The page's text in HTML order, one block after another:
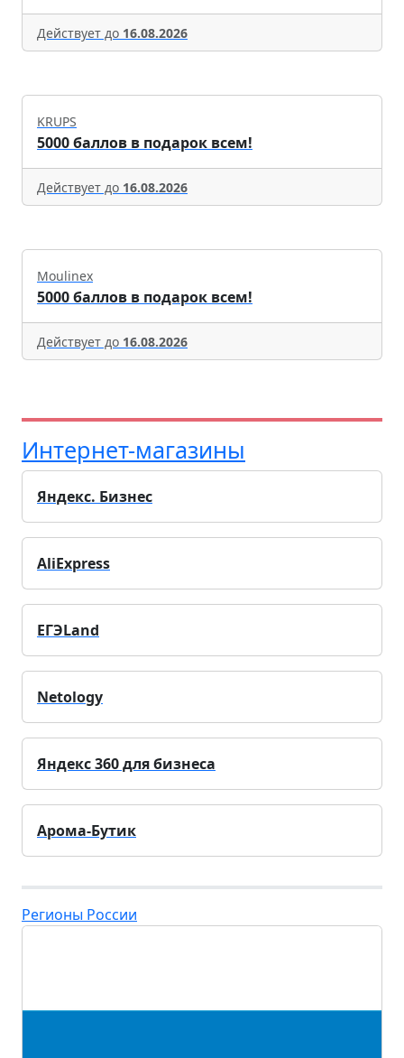
Действует до 16.08.2026
KRUPS
5000 баллов в подарок всем!
Действует до 16.08.2026
Moulinex
5000 баллов в подарок всем!
Действует до 16.08.2026
Интернет-магазины
Яндекс. Бизнес
AliExpress
ЕГЭLand
Netology
Яндекс 360 для бизнеса
Арома-Бутик
Регионы России